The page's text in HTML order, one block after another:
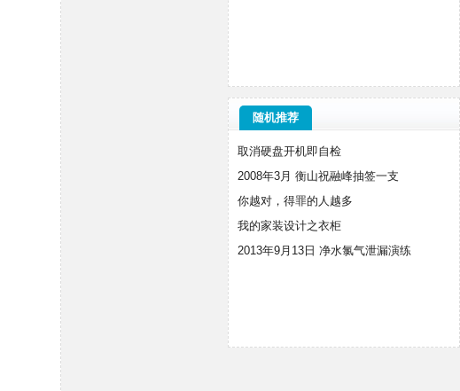
随机推荐
取消硬盘开机即自检
2008年3月 衡山祝融峰抽签一支
你越对，得罪的人越多
我的家装设计之衣柜
2013年9月13日 净水氯气泄漏演练